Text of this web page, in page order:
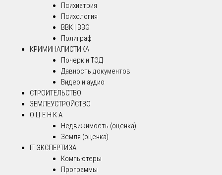
Психиатрия
Психология
ВВК | ВВЭ
Полиграф
КРИМИНАЛИСТИКА
Почерк и ТЭД
Давность документов
Видео и аудио
СТРОИТЕЛЬСТВО
ЗЕМЛЕУСТРОЙСТВО
О Ц Е Н К А
Недвижимость (оценка)
Земля (оценка)
IT ЭКСПЕРТИЗА
Компьютеры
Программы